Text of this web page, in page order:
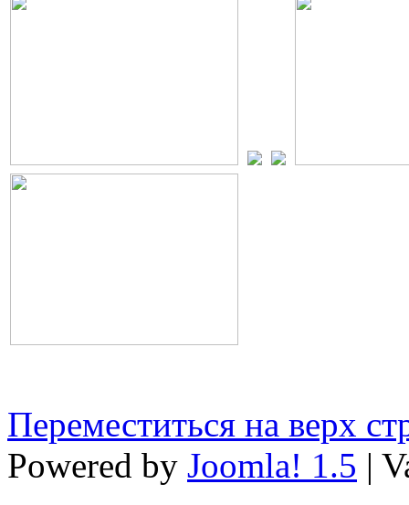
Переместиться на верх
Powered by Joomla! 1.5 |